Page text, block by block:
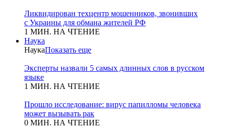
Ликвидирован техцентр мошенников, звонивших
с Украины для обмана жителей РФ
1 МИН. НА ЧТЕНИЕ
Наука
НаукаПоказать еще
Эксперты назвали 5 самых длинных слов в русском
языке
1 МИН. НА ЧТЕНИЕ
Прошло исследование: вирус папилломы человека
может вызывать рак
0 МИН. НА ЧТЕНИЕ